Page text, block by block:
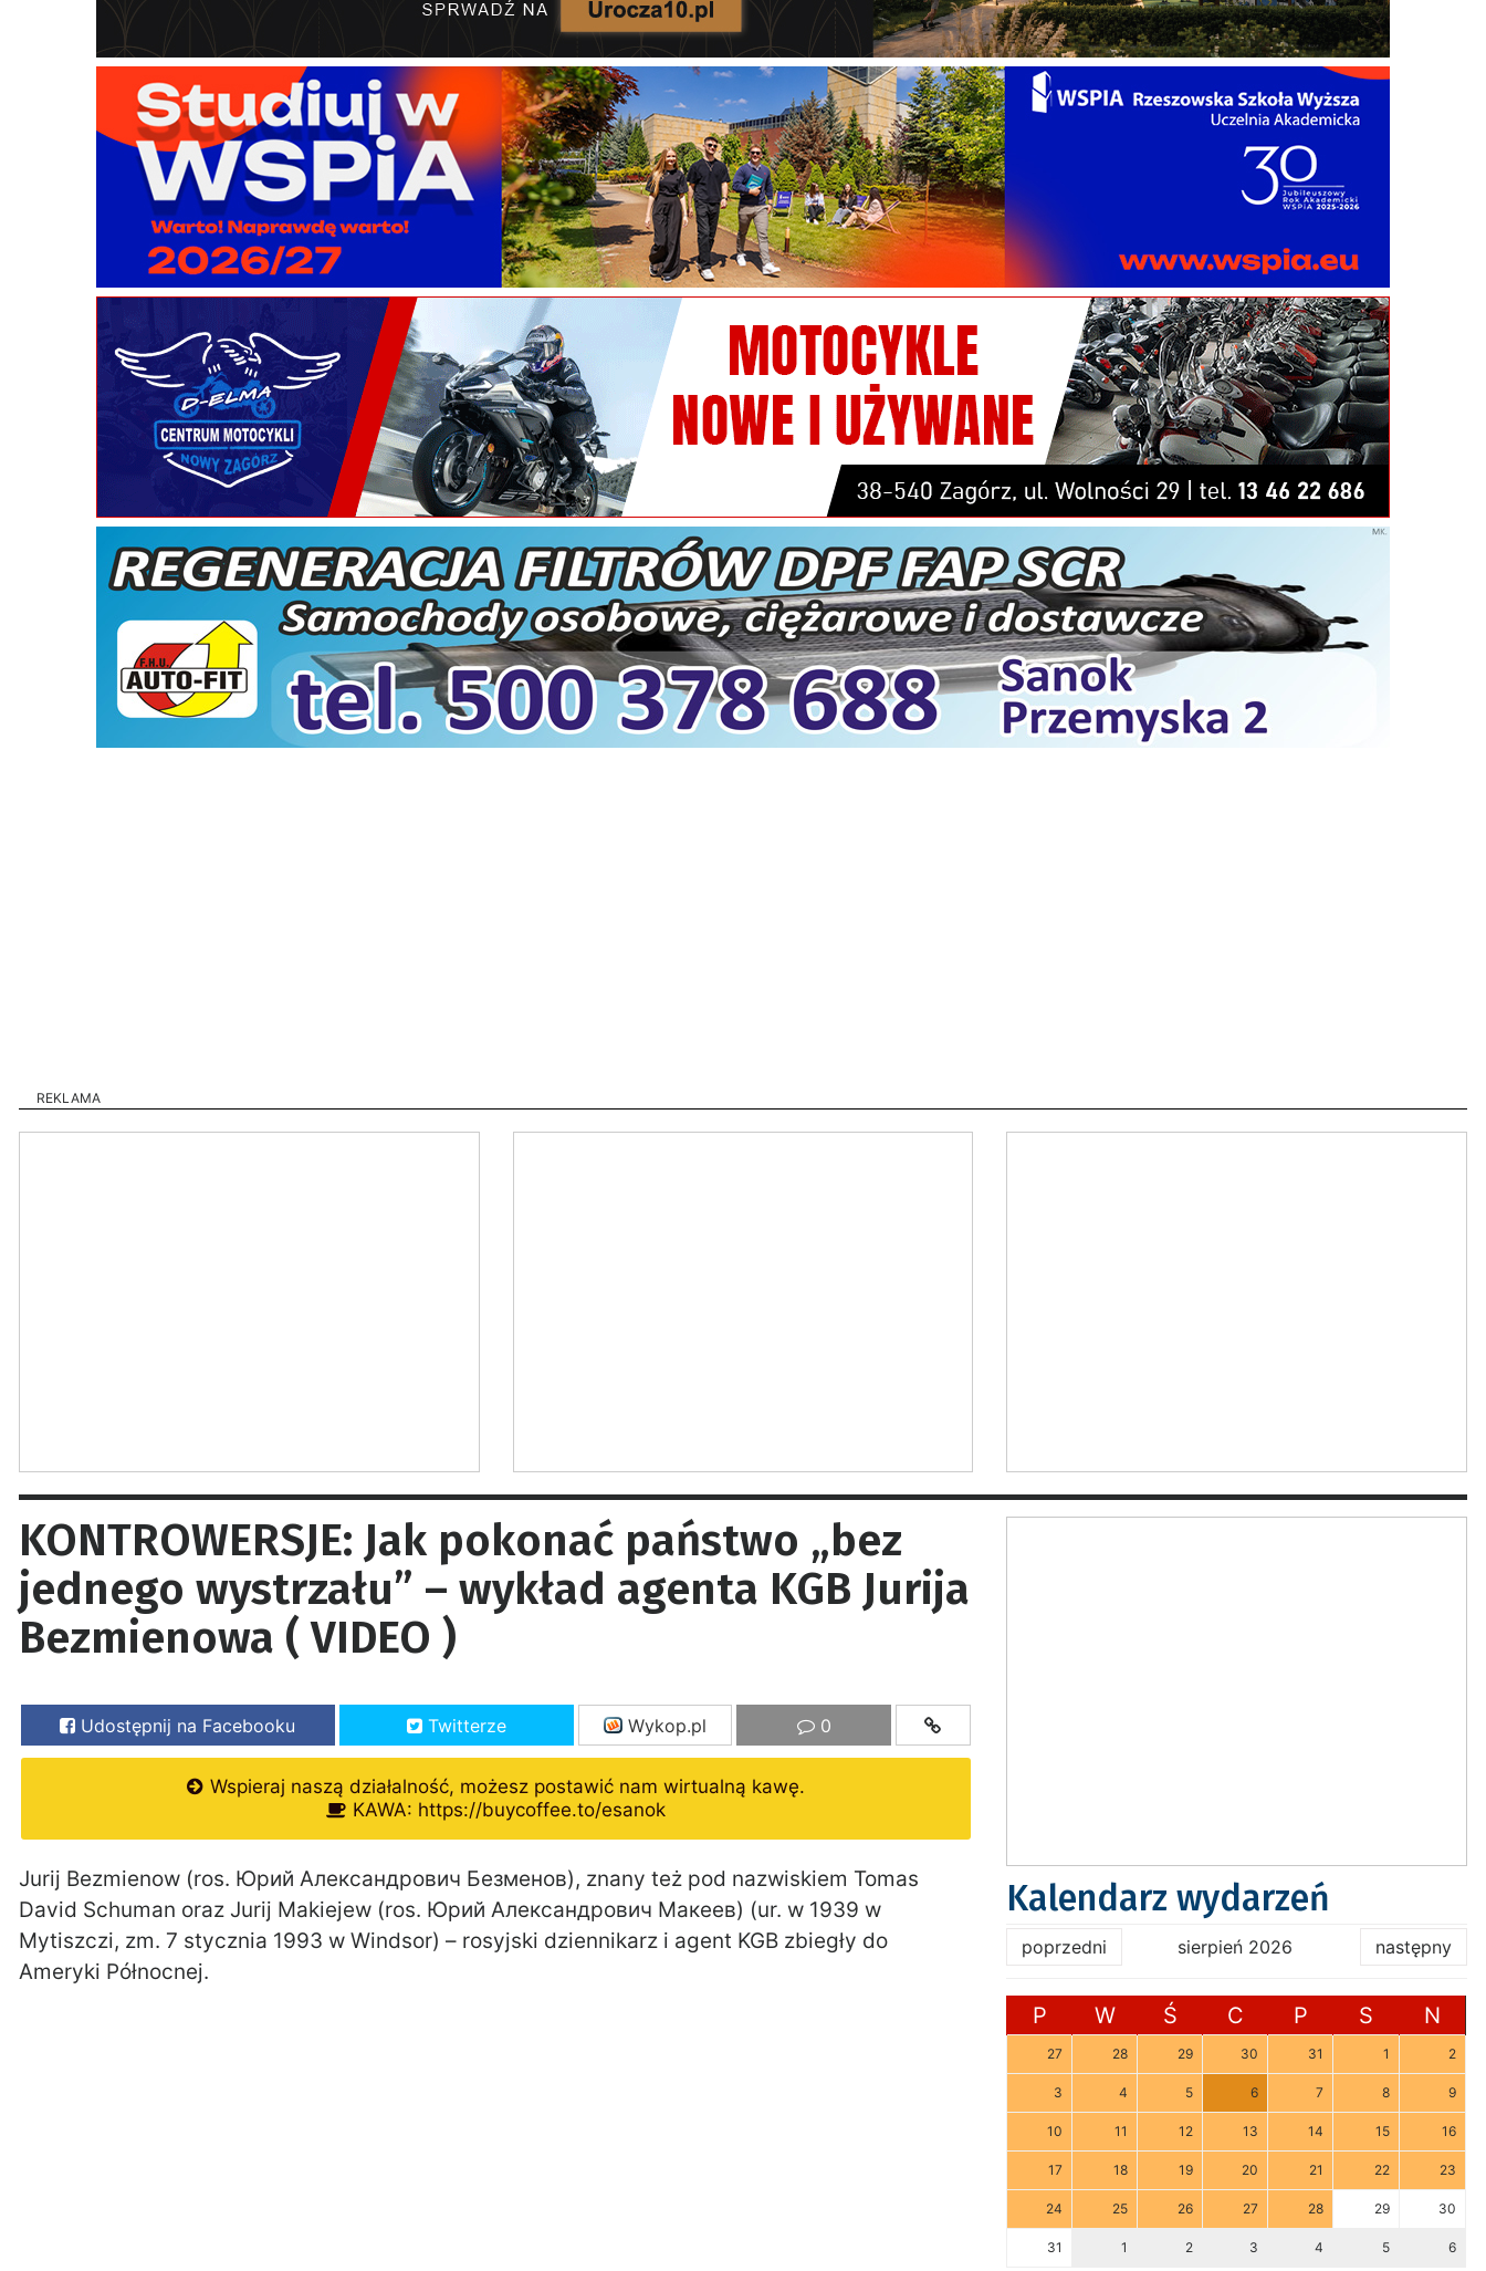
REKLAMA
KONTROWERSJE: Jak pokonać państwo „bez
jednego wystrzału” – wykład agenta KGB Jurija
Bezmienowa ( VIDEO )
Udostępnij na Facebooku Twitterze Wykop.pl 0
Wspieraj naszą działalność, możesz postawić nam wirtualną kawę.
KAWA: https://buycoffee.to/esanok
Jurij Bezmienow (ros. Юрий Александрович Безменов), znany też pod nazwiskiem Tomas
David Schuman oraz Jurij Makiejew (ros. Юрий Александрович Макеев) (ur. w 1939 w
Mytiszczi, zm. 7 stycznia 1993 w Windsor) – rosyjski dziennikarz i agent KGB zbiegły do
Ameryki Północnej.
Kalendarz wydarzeń
poprzedni sierpień 2026 następny
P W Ś C P S N
27 28 29 30 31 1 2
3 4 5 6 7 8 9
10 11 12 13 14 15 16
17 18 19 20 21 22 23
24 25 26 27 28 29 30
31 1 2 3 4 5 6